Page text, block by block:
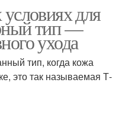
Маска для лица
Маски от жирного
для
тип —
ухода
тип, когда кожа
это так называемая Т-